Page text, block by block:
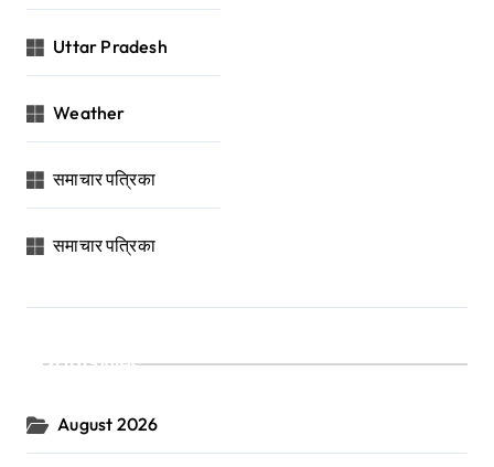
Uttar Pradesh
Weather
समाचार पत्रिका
समाचार पत्रिका
Archives
August 2026